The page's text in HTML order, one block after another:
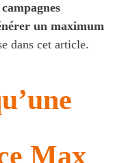
un maximum
dans cet article.
Max